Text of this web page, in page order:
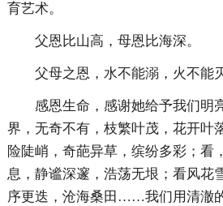
育艺术。
父恩比山高，母恩比海深。
父母之恩，水不能溺，火不能
感恩生命，感谢她给予我们明
界，无奇不有，枝繁叶茂，花开叶
险陡峭，奇葩异草，缤纷多彩；看
息，静谧深邃，浩荡无垠；看风花
序更迭，沧海桑田……我们用清澈